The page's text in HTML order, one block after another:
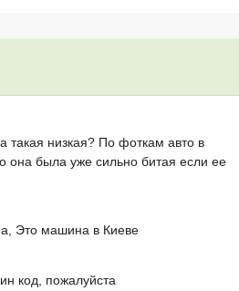
такая низкая? По фоткам авто в
она была уже сильно битая если ее
Это машина в Киеве
код, пожалуйста